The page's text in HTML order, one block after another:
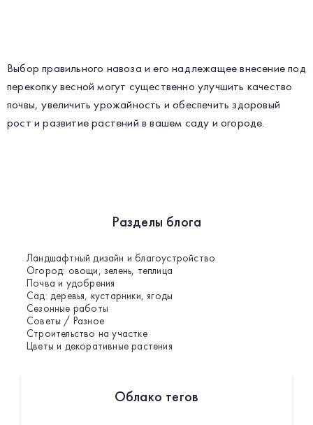
Разделы блога
Ландшафтный дизайн и благоустройство
Огород: овощи, зелень, теплица
Почва и удобрения
Сад: деревья, кустарники, ягоды
Сезонные работы
Советы / Разное
Строительство на участке
Цветы и декоративные растения
Облако тегов
Выбор правильного навоза и его надлежащее внесение под
перекопку весной могут существенно улучшить качество
почвы, увеличить урожайность и обеспечить здоровый
рост и развитие растений в вашем саду и огороде.